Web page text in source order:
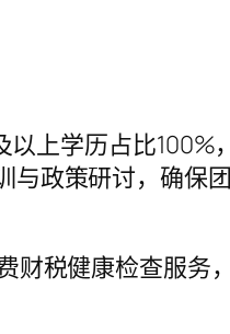
上学历占比100%
与政策研讨，确保
财税健康检查服务